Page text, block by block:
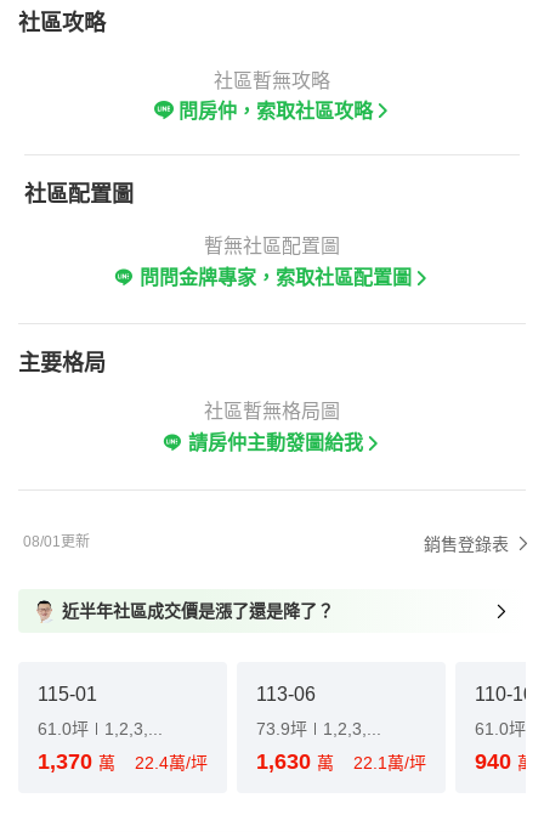
社區攻略
社區暫無攻略
問房仲，索取社區攻略
社區配置圖
暫無社區配置圖
問問金牌專家，索取社區配置圖
主要格局
社區暫無格局圖
請房仲主動發圖給我
08/01更新 銷售登錄表
近半年社區成交價是漲了還是降了？
115-01
61.0坪 1,2,3,...
1,370 萬 22.4萬/坪
113-06
73.9坪 1,2,3,...
1,630 萬 22.1萬/坪
110-10
61.0坪
940 萬